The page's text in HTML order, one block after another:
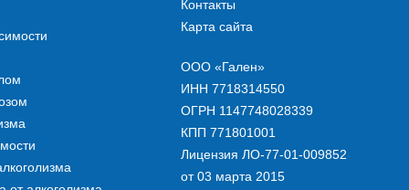
Контакты
Карта сайта
ООО «Гален»
ИНН 7718314550
ОГРН 1147748028339
КПП 771801001
Лицензия ЛО-77-01-009852
от 03 марта 2015